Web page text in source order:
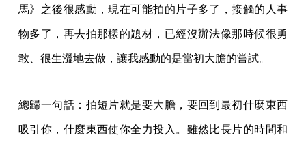
馬》之後很感動，現在可能拍的片子多了，接觸的人事
物多了，再去拍那樣的題材，已經沒辦法像那時候很勇
敢、很生澀地去做，讓我感動的是當初大膽的嘗試。
總歸一句話：拍短片就是要大膽，要回到最初什麼東西
吸引你，什麼東西使你全力投入。雖然比長片的時間和